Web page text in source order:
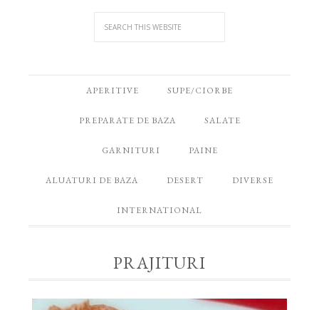
APERITIVE SUPE/CIORBE
PREPARATE DE BAZA SALATE
GARNITURI PAINE
ALUATURI DE BAZA DESERT DIVERSE
INTERNATIONAL
PRAJITURI